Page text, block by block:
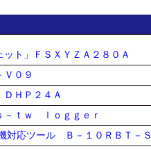
ット」ＦＳＸＹＺＡ２８０Ａ
０９
ＨＰ２４Ａ
－ｔｗ ｌｏｇｇｅｒ
対応ツール Ｂ－１０ＲＢＴ－Ｓ